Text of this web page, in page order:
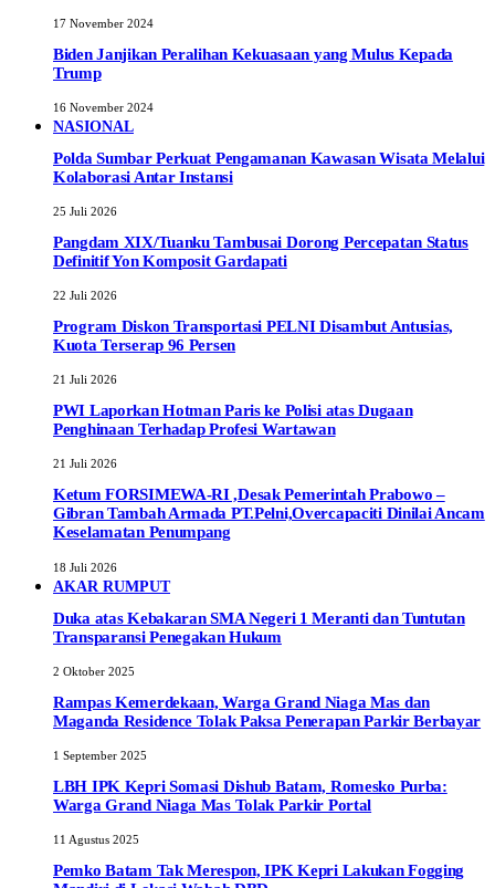
17 November 2024
Biden Janjikan Peralihan Kekuasaan yang Mulus Kepada
Trump
16 November 2024
NASIONAL
Polda Sumbar Perkuat Pengamanan Kawasan Wisata Melalui
Kolaborasi Antar Instansi
25 Juli 2026
Pangdam XIX/Tuanku Tambusai Dorong Percepatan Status
Definitif Yon Komposit Gardapati
22 Juli 2026
Program Diskon Transportasi PELNI Disambut Antusias,
Kuota Terserap 96 Persen
21 Juli 2026
PWI Laporkan Hotman Paris ke Polisi atas Dugaan
Penghinaan Terhadap Profesi Wartawan
21 Juli 2026
Ketum FORSIMEWA-RI ,Desak Pemerintah Prabowo –
Gibran Tambah Armada PT.Pelni,Overcapaciti Dinilai Ancam
Keselamatan Penumpang
18 Juli 2026
AKAR RUMPUT
Duka atas Kebakaran SMA Negeri 1 Meranti dan Tuntutan
Transparansi Penegakan Hukum
2 Oktober 2025
Rampas Kemerdekaan, Warga Grand Niaga Mas dan
Maganda Residence Tolak Paksa Penerapan Parkir Berbayar
1 September 2025
LBH IPK Kepri Somasi Dishub Batam, Romesko Purba:
Warga Grand Niaga Mas Tolak Parkir Portal
11 Agustus 2025
Pemko Batam Tak Merespon, IPK Kepri Lakukan Fogging